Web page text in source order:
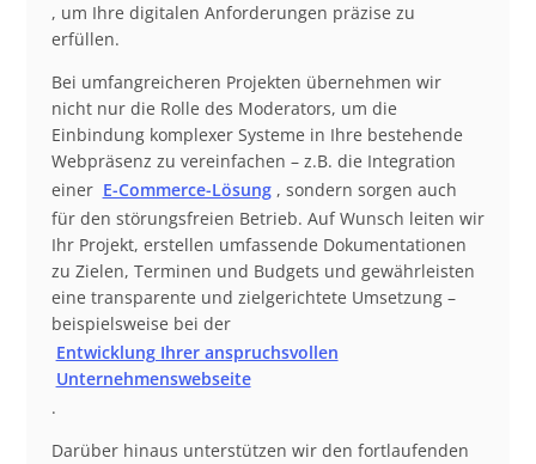
, um Ihre digitalen Anforderungen präzise zu
erfüllen.
Bei umfangreicheren Projekten übernehmen wir
nicht nur die Rolle des Moderators, um die
Einbindung komplexer Systeme in Ihre bestehende
Webpräsenz zu vereinfachen – z.B. die Integration
einer E-Commerce-Lösung , sondern sorgen auch
für den störungsfreien Betrieb. Auf Wunsch leiten wir
Ihr Projekt, erstellen umfassende Dokumentationen
zu Zielen, Terminen und Budgets und gewährleisten
eine transparente und zielgerichtete Umsetzung –
beispielsweise bei der
Entwicklung Ihrer anspruchsvollen
Unternehmenswebseite
.
Darüber hinaus unterstützen wir den fortlaufenden